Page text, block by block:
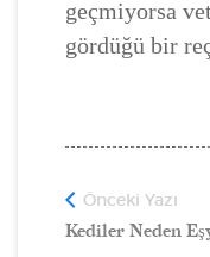
geçmiyorsa
gördüğü bir
Önceki Yazı
Kediler Neden